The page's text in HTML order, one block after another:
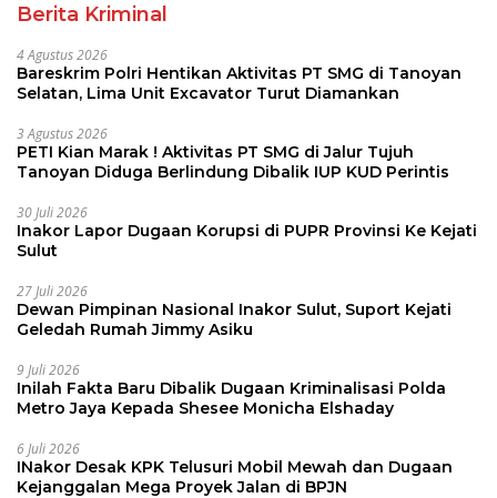
Berita Kriminal
4 Agustus 2026
Bareskrim Polri Hentikan Aktivitas PT SMG di Tanoyan
Selatan, Lima Unit Excavator Turut Diamankan
3 Agustus 2026
PETI Kian Marak ! Aktivitas PT SMG di Jalur Tujuh
Tanoyan Diduga Berlindung Dibalik IUP KUD Perintis
30 Juli 2026
Inakor Lapor Dugaan Korupsi di PUPR Provinsi Ke Kejati
Sulut
27 Juli 2026
Dewan Pimpinan Nasional Inakor Sulut, Suport Kejati
Geledah Rumah Jimmy Asiku
9 Juli 2026
Inilah Fakta Baru Dibalik Dugaan Kriminalisasi Polda
Metro Jaya Kepada Shesee Monicha Elshaday
6 Juli 2026
INakor Desak KPK Telusuri Mobil Mewah dan Dugaan
Kejanggalan Mega Proyek Jalan di BPJN